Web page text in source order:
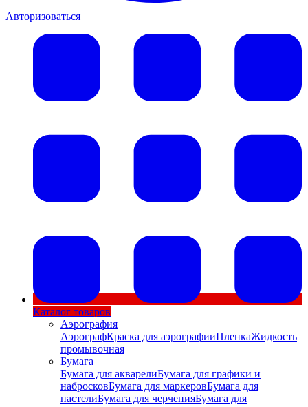
Авторизоваться
Каталог товаров
Аэрография
АэрографКраска для аэрографииПленкаЖидкость
промывочная
Бумага
Бумага для акварелиБумага для графики и
набросковБумага для маркеровБумага для
пастелиБумага для черченияБумага для